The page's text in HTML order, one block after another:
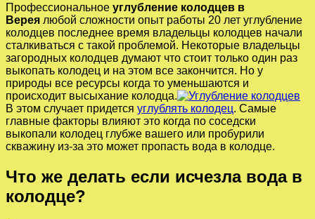
Профессиональное углубление колодцев в
Верея любой сложности опыт работы 20 лет углубление
колодцев последнее время владельцы колодцев начали
сталкиваться с такой проблемой. Некоторые владельцы
загородных колодцев думают что стоит только один раз
выкопать колодец и на этом все закончится. Но у
природы все ресурсы когда то уменьшаются и
происходит высыхание колодца.
В этом случает придется углублять колодец. Самые
главные факторы влияют это когда по соседски
выкопали колодец глубже вашего или пробурили
скважину из-за это может пропасть вода в колодце.
Что же делать если исчезла вода в
колодце?